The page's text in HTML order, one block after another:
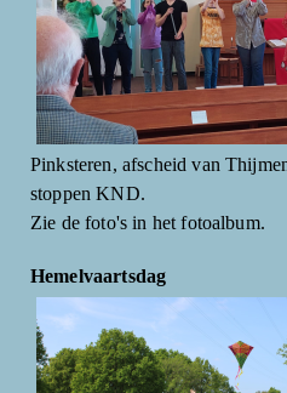
Pinksteren, afscheid van
stoppen KND.
Zie de foto's in het fotoalbum.
Hemelvaartsdag